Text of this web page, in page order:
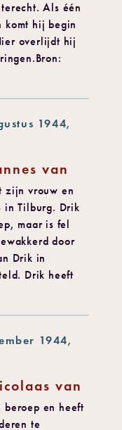
Als één
komt hij begin
overlijdt hij
1944,
van
zijn vrouw en
in Tilburg. Drik
maar is fel
door
Drik in
Drik heeft
1944,
van
beroep en heeft
te